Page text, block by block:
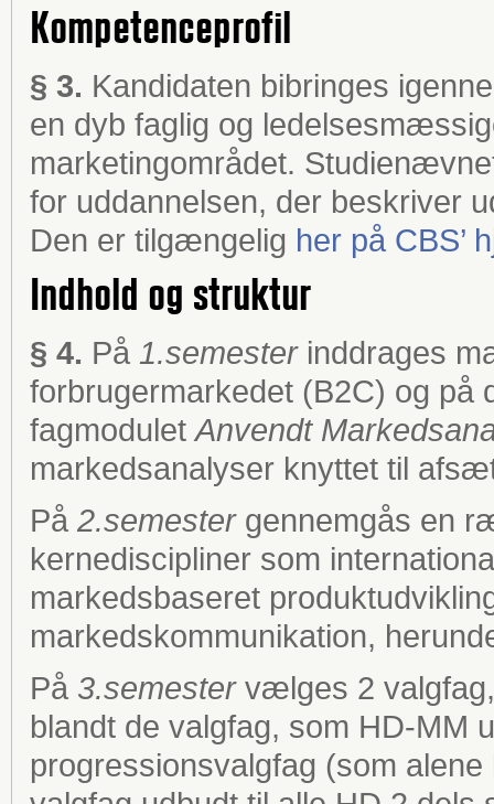
Kompetenceprofil
§ 3. Kandidaten bibringes
en dyb faglig og
marketingområdet.
for uddannelsen, der beskriver
Den er tilgængelig her på CBS’
Indhold og struktur
§ 4. På 1.semesterinddrages
forbrugermarkedet (B2C) og på
fagmodulet Anvendt
markedsanalyser knyttet til
På 2.semestergennemgås en
kernediscipliner som
markedsbaseret
markedskommunikation,
På 3.semestervælges 2
blandt de valgfag, som HD-MM
progressionsvalgfag (som